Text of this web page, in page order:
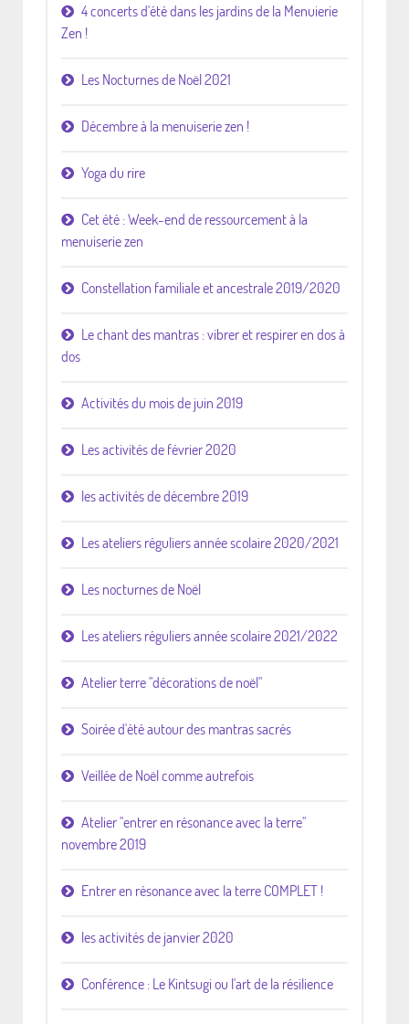
4 concerts d'été dans les jardins de la Menuierie
Zen !
Les Nocturnes de Noël 2021
Décembre à la menuiserie zen !
Yoga du rire
Cet été : Week-end de ressourcement à la
menuiserie zen
Constellation familiale et ancestrale 2019/2020
Le chant des mantras : vibrer et respirer en dos à
dos
Activités du mois de juin 2019
Les activités de février 2020
les activités de décembre 2019
Les ateliers réguliers année scolaire 2020/2021
Les nocturnes de Noël
Les ateliers réguliers année scolaire 2021/2022
Atelier terre "décorations de noël"
Soirée d'été autour des mantras sacrés
Veillée de Noël comme autrefois
Atelier "entrer en résonance avec la terre"
novembre 2019
Entrer en résonance avec la terre COMPLET !
les activités de janvier 2020
Conférence : Le Kintsugi ou l'art de la résilience